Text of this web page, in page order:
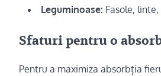
Leguminoase: Fasole, linte,
Sfaturi pentru o
Pentru a maximiza absorbția